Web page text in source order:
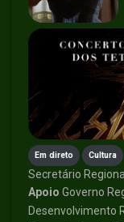
Em direto Cultura
Secretário
Apoio Governo
Desenvolvimento